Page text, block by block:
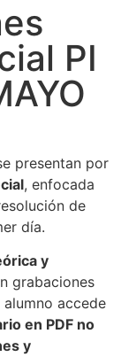
PI
presentan por
, enfocada
de
día.
y
grabaciones
accede
en PDF no
y